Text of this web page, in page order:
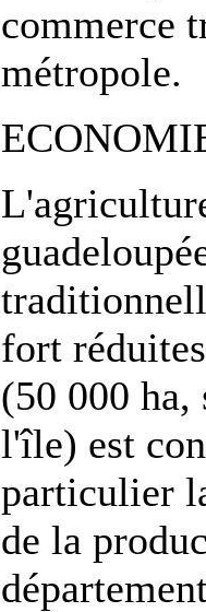
commerce
métropole.
fort
(50 000
l'île) est
particulier
de la